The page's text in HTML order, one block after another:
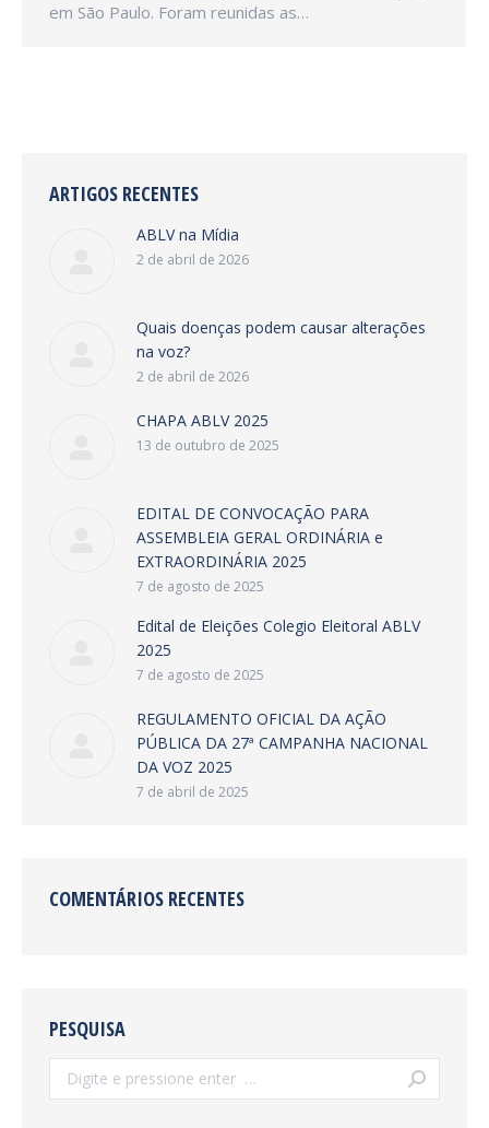
em São Paulo. Foram reunidas as…
ARTIGOS RECENTES
ABLV na Mídia
2 de abril de 2026
Quais doenças podem causar alterações
na voz?
2 de abril de 2026
CHAPA ABLV 2025
13 de outubro de 2025
EDITAL DE CONVOCAÇÃO PARA
ASSEMBLEIA GERAL ORDINÁRIA e
EXTRAORDINÁRIA 2025
7 de agosto de 2025
Edital de Eleições Colegio Eleitoral ABLV
2025
7 de agosto de 2025
REGULAMENTO OFICIAL DA AÇÃO
PÚBLICA DA 27ª CAMPANHA NACIONAL
DA VOZ 2025
7 de abril de 2025
COMENTÁRIOS RECENTES
PESQUISA
Search: